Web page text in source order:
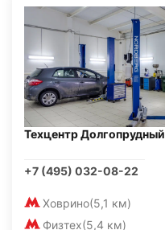
Техцентр Долгопрудный
+7 (495) 032-08-22
Ховрино(5,1 км)
Физтех(5,4 км)